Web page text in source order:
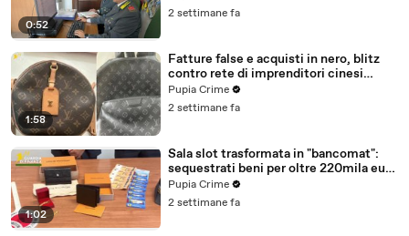
0:52
2 settimane fa
1:58
Fatture false e acquisti in nero, blitz
contro rete di imprenditori cinesi
sequestri per 8,5 milioni (29.07.26)
Pupia Crime
2 settimane fa
1:02
Sala slot trasformata in "bancomat":
sequestrati beni per oltre 220mila euro
a due coniugi (29.07.26)
Pupia Crime
2 settimane fa